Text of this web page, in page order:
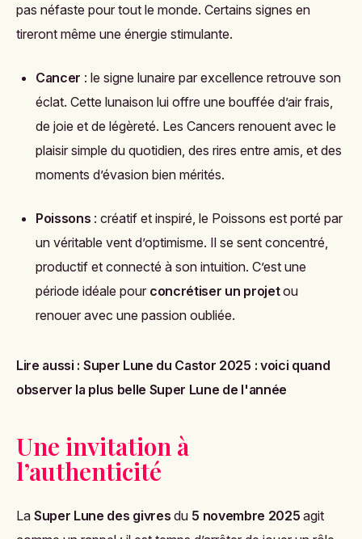
pas néfaste pour tout le monde. Certains signes en
tireront même une énergie stimulante.
Cancer : le signe lunaire par excellence retrouve son
éclat. Cette lunaison lui offre une bouffée d’air frais,
de joie et de légèreté. Les Cancers renouent avec le
plaisir simple du quotidien, des rires entre amis, et des
moments d’évasion bien mérités.
Poissons : créatif et inspiré, le Poissons est porté par
un véritable vent d’optimisme. Il se sent concentré,
productif et connecté à son intuition. C’est une
période idéale pour concrétiser un projetou
renouer avec une passion oubliée.
Lire aussi : Super Lune du Castor 2025 : voici quand
observer la plus belle Super Lune de l'année
Une invitation à
l’authenticité
La Super Lune des givres du 5 novembre 2025 agit